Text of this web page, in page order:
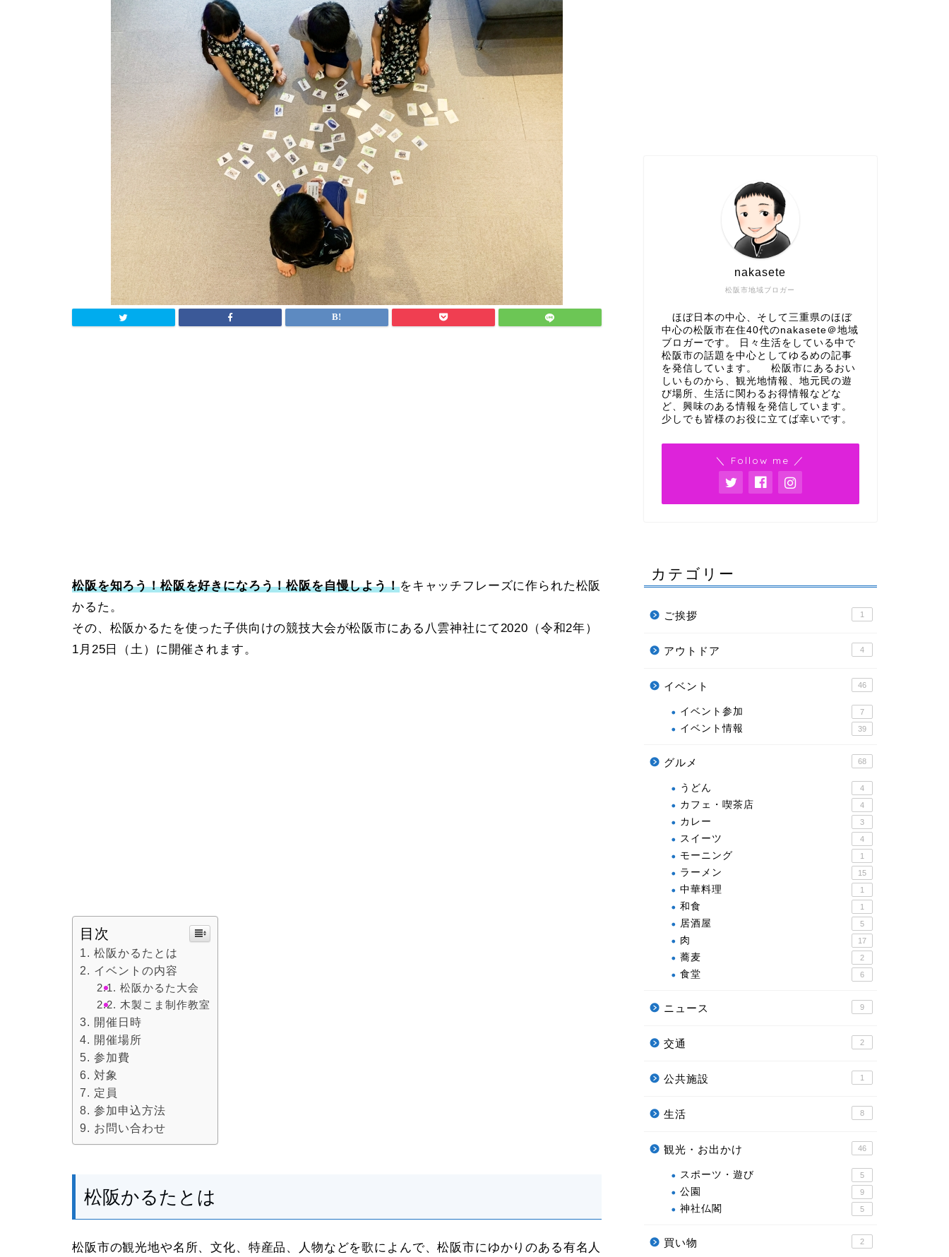
松阪を知ろう！松阪を好きになろう！松阪を自慢しよう！をキャッチフレーズに作られた松阪
かるた。
その、松阪かるたを使った子供向けの競技大会が松阪市にある八雲神社にて2020（令和2年）
1月25日（土）に開催されます。
目次
松阪かるたとは
イベントの内容
松阪かるた大会
木製こま制作教室
開催日時
開催場所
参加費
対象
定員
参加申込方法
お問い合わせ
松阪かるたとは
松阪市の観光地や名所、文化、特産品、人物などを歌によんで、松阪市にゆかりのある有名人
松阪市地域ブロガー
nakasete
ほぼ日本の中心、そして三重県のほぼ
中心の松阪市在住40代のnakasete＠地域
ブロガーです。 日々生活をしている中で
松阪市の話題を中心としてゆるめの記事
を発信しています。 松阪市にあるおい
しいものから、観光地情報、地元民の遊
び場所、生活に関わるお得情報などな
ど、興味のある情報を発信しています。
少しでも皆様のお役に立てば幸いです。
＼ Follow me ／
カテゴリー
ご挨拶 1
アウトドア 4
イベント 46
イベント参加 7
イベント情報 39
グルメ 68
うどん 4
カフェ・喫茶店 4
カレー 3
スイーツ 4
モーニング 1
ラーメン 15
中華料理 1
和食 1
居酒屋 5
肉 17
蕎麦 2
食堂 6
ニュース 9
交通 2
公共施設 1
生活 8
観光・お出かけ 46
スポーツ・遊び 5
公園 9
神社仏閣 5
買い物 2